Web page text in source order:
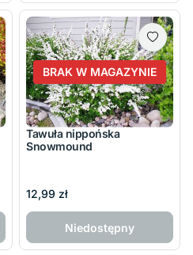
BRAK W MAGAZYNIE
Tawuła nippońska
Snowmound
12,99 zł
Niedostępny